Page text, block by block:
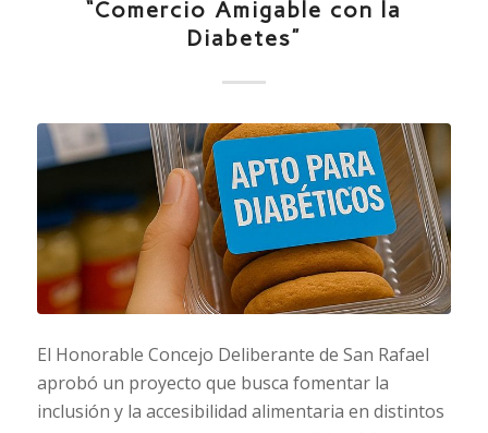
“Comercio Amigable con la
Diabetes”
El Honorable Concejo Deliberante de San Rafael
aprobó un proyecto que busca fomentar la
inclusión y la accesibilidad alimentaria en distintos